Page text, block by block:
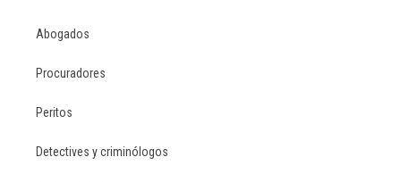
Abogados
Procuradores
Peritos
Detectives y criminólogos